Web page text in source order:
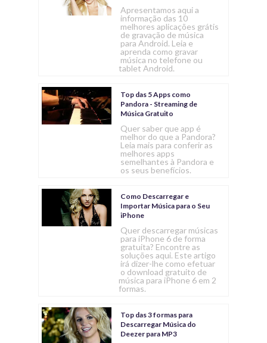
Apresentamos aqui a
informação das 10
melhores aplicações grátis
de gravação de música
para Android. Leia e
aprenda como gravar
música no telefone ou
tablet Android.
Top das 5 Apps como
Pandora - Streaming de
Música Gratuito
Quer saber que app é
melhor do que a Pandora?
Leia mais para conferir as
melhores apps
semelhantes à Pandora e
os seus benefícios.
Como Descarregar e
Importar Música para o Seu
iPhone
Quer descarregar músicas
para iPhone 6 de forma
gratuita? Encontre as
soluções aqui. Este artigo
irá dizer-lhe como efetuar
o download gratuito de
música para iPhone 6 em 2
formas.
Top das 3 formas para
Descarregar Música do
Deezer para MP3